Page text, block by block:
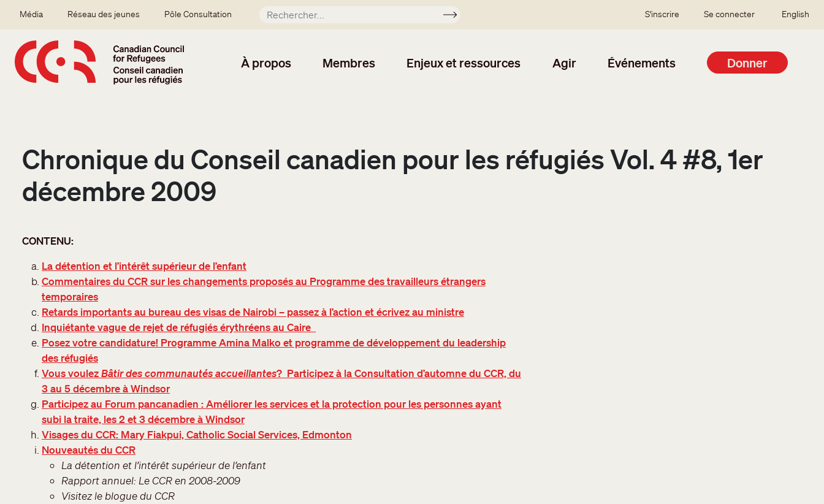
Secondary menu
Média Réseau des jeunes Pôle Consultation Soumettre SSO user menu
S'inscrire Se connecter English
À propos Membres Enjeux et ressources Agir Événements Donner
Chronique du Conseil canadien pour les réfugiés Vol. 4 #8, 1er
décembre 2009
CONTENU:
La détention et l’intérêt supérieur de l’enfant
Commentaires du CCR sur les changements proposés au Programme des travailleurs étrangers
temporaires
Retards importants au bureau des visas de Nairobi – passez à l’action et écrivez au ministre
Inquiétante vague de rejet de réfugiés érythréens au Caire
Posez votre candidature! Programme Amina Malko et programme de développement du leadership
des réfugiés
Vous voulezBâtir des communautés accueillantes? Participez à la Consultation d’automne du CCR, du
3 au 5 décembre à Windsor
Participez au Forum pancanadien : Améliorer les services et la protection pour les personnes ayant
subi la traite, les 2 et 3 décembre à Windsor
Visages du CCR: Mary Fiakpui, Catholic Social Services, Edmonton
Nouveautés du CCR
La détention et l’intérêt supérieur de l’enfant
Rapport annuel: Le CCR en 2008-2009
Visitez le blogue du CCR